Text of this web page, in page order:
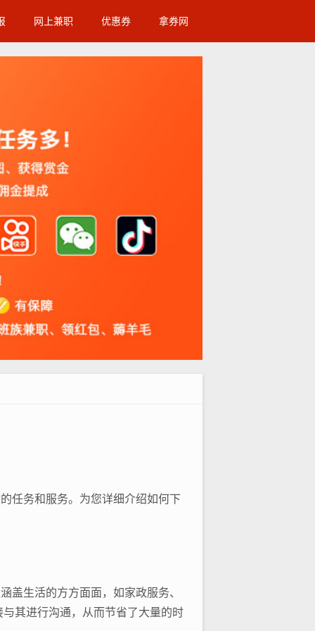
网上兼职 优惠券 拿券网
任务和服务。为您详细介绍如何下
生活的方方面面，如家政服务、
其进行沟通，从而节省了大量的时